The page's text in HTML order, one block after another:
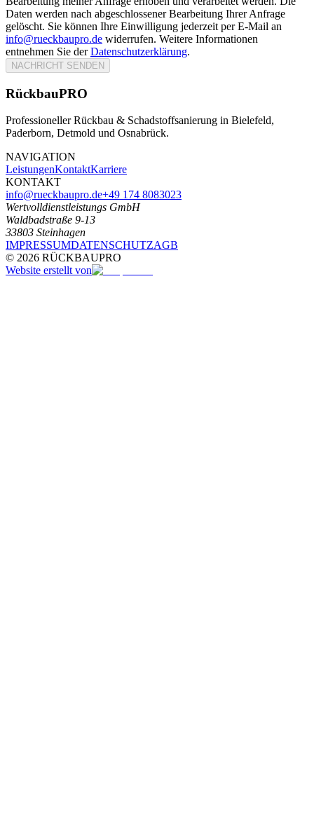
Daten werden nach abgeschlossener Bearbeitung Ihrer Anfrage
gelöscht. Sie können Ihre Einwilligung jederzeit per E-Mail an
info@rueckbaupro.de widerrufen. Weitere Informationen
entnehmen Sie der Datenschutzerklärung.
NACHRICHT SENDEN
RückbauPRO
Professioneller Rückbau & Schadstoffsanierung in Bielefeld,
Paderborn, Detmold und Osnabrück.
NAVIGATION
LeistungenKontaktKarriere
KONTAKT
info@rueckbaupro.de+49 174 8083023
Wertvolldienstleistungs GmbH
Waldbadstraße 9-13
33803 Steinhagen
IMPRESSUMDATENSCHUTZAGB
© 2026 RÜCKBAUPRO
Website erstellt von